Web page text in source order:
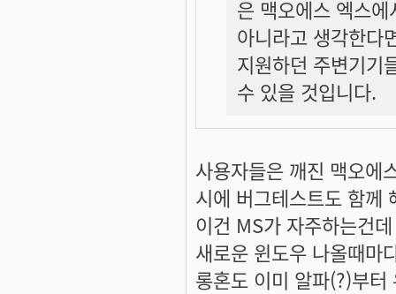
은 맥오에스 엑스
아니라고 생각한다
지원하던 주변기기
수 있을 것입니다.
사용자들은 깨진 맥오에
시에 버그테스트도 함께
이건 MS가 자주하는건데
새로운 윈도우 나올때마
롱혼도 이미 알파(?)부터